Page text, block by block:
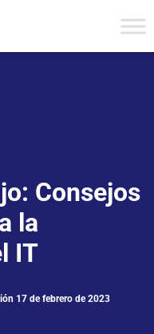
Consejos
la
IT
17 de febrero de 2023